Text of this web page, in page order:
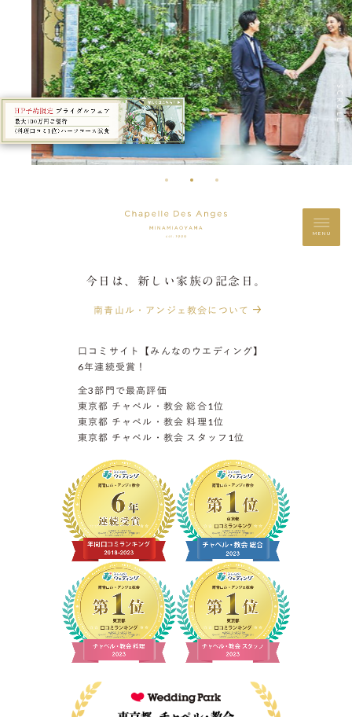
MENU
SCROLL
今日は、新しい家族の記念日。
南青山ル・アンジェ教会について
口コミサイト【みんなのウエディング】
6年連続受賞！
全3部門で最高評価
東京都 チャペル・教会 総合1位
東京都 チャペル・教会 料理1位
東京都 チャペル・教会 スタッフ1位